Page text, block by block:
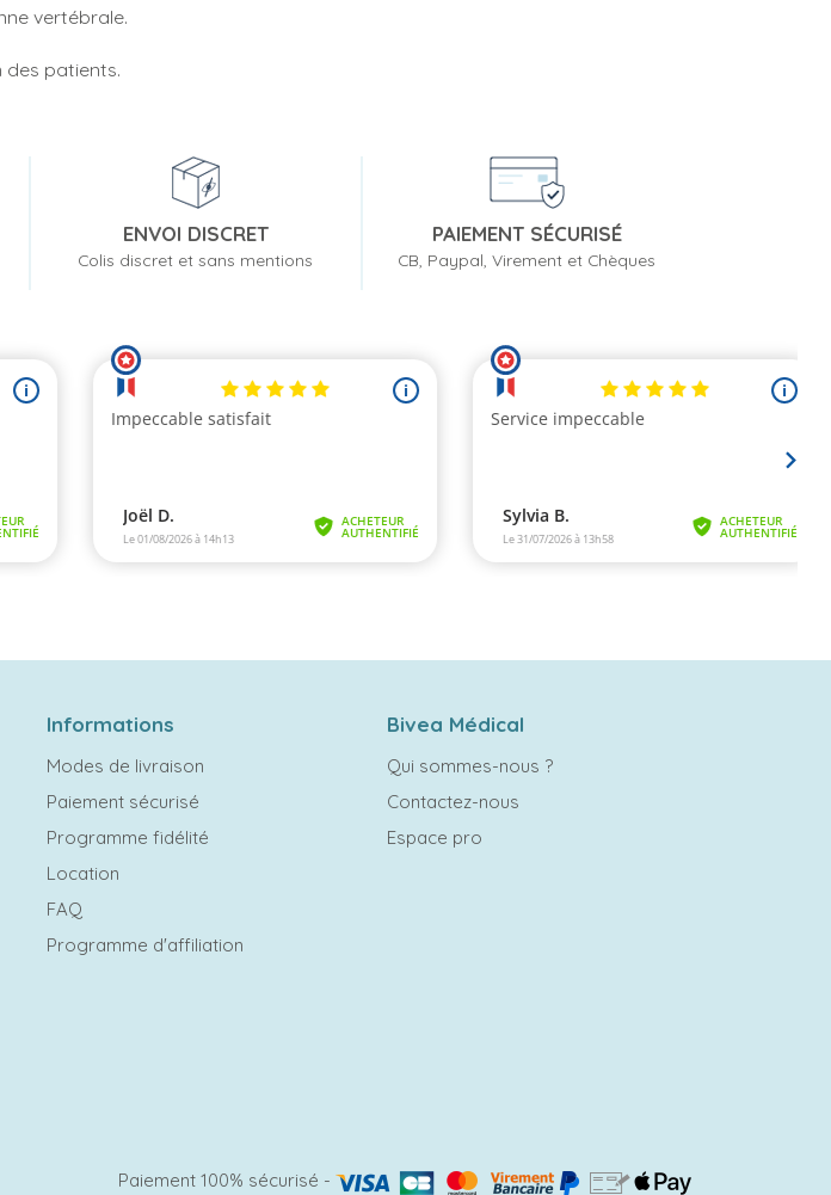
vertébrale.
patients.
ENVOI DISCRET
Colis discret et sans mentions
PAIEMENT SÉCURISÉ
CB, Paypal, Virement et Chèques
Informations
Modes de livraison
Paiement sécurisé
Programme fidélité
Location
FAQ
Programme d'affiliation
Bivea Médical
Qui sommes-nous ?
Contactez-nous
Espace pro
Paiement 100% sécurisé -